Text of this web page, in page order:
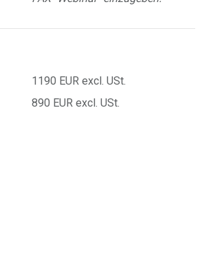
1190 EUR excl. USt.
890 EUR excl. USt.